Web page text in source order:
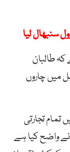
سنبھال لیا
طالبان
میں چاروں
تمام تجارتی
نے واضح کیا ہے